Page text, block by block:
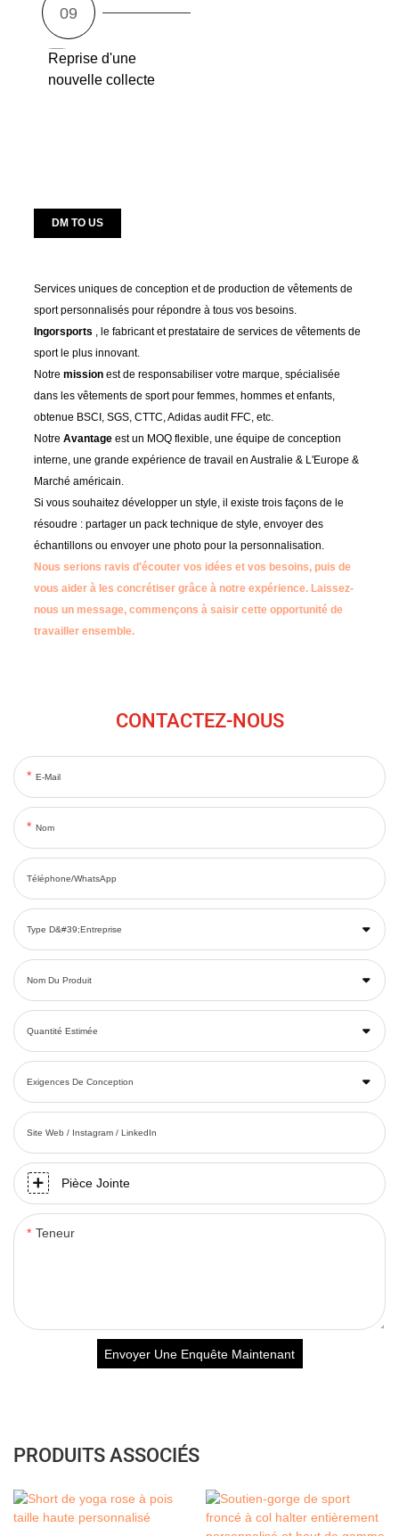
Reprise d'une
nouvelle collecte
DM TO US
Services uniques de conception et de production de vêtements de
sport personnalisés pour répondre à tous vos besoins.
Ingorsports
, le fabricant et prestataire de services de vêtements de
sport le plus innovant.
Notremissionest de responsabiliser votre marque, spécialisée
dans les vêtements de sport pour femmes, hommes et enfants,
obtenue BSCI, SGS, CTTC, Adidas audit FFC, etc.
NotreAvantageest un MOQ flexible, une équipe de conception
interne, une grande expérience de travail en Australie & L'Europe &
Marché américain.
Si vous souhaitez développer un style, il existe trois façons de le
résoudre : partager un pack technique de style, envoyer des
échantillons ou envoyer une photo pour la personnalisation.
Nous serions ravis d'écouter vos idées et vos besoins, puis de
vous aider à les concrétiser grâce à notre expérience.Laissez-
nous un message, commençons à saisir cette opportunité de
travailler ensemble.
CONTACTEZ-NOUS
E-Mail
Nom
Téléphone/WhatsApp
Type D&#39;entreprise
Nom Du Produit
Quantité Estimée
Exigences De Conception
Site Web / Instagram / LinkedIn
Pièce Jointe
Teneur
Envoyer Une Enquête Maintenant
PRODUITS ASSOCIÉS